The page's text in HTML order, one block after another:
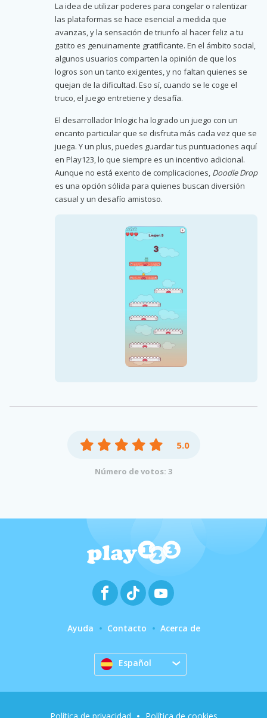
La idea de utilizar poderes para congelar o ralentizar
las plataformas se hace esencial a medida que
avanzas, y la sensación de triunfo al hacer feliz a tu
gatito es genuinamente gratificante. En el ámbito social,
algunos usuarios comparten la opinión de que los
logros son un tanto exigentes, y no faltan quienes se
quejan de la dificultad. Eso sí, cuando se le coge el
truco, el juego entretiene y desafía.
El desarrollador Inlogic ha logrado un juego con un
encanto particular que se disfruta más cada vez que se
juega. Y un plus, puedes guardar tus puntuaciones aquí
en Play123, lo que siempre es un incentivo adicional.
Aunque no está exento de complicaciones, Doodle Drop
es una opción sólida para quienes buscan diversión
casual y un desafío amistoso.
5.0
Número de votos: 3
Ayuda Contacto Acerca de
Español